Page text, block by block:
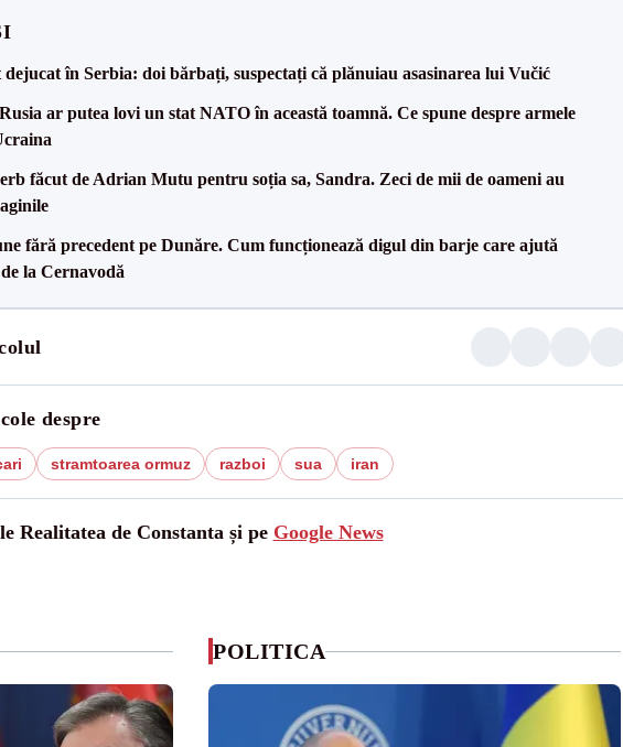
în Serbia: doi bărbați, suspectați că plănuiau asasinarea lui Vučić
ar putea lovi un stat NATO în această toamnă. Ce spune despre armele
făcut de Adrian Mutu pentru soția sa, Sandra. Zeci de mii de oameni au
fără precedent pe Dunăre. Cum funcționează digul din barje care ajută
la Cernavodă
despre
stramtoarea ormuz razboi sua iran
Realitatea de Constanta și pe Google News
POLITICA